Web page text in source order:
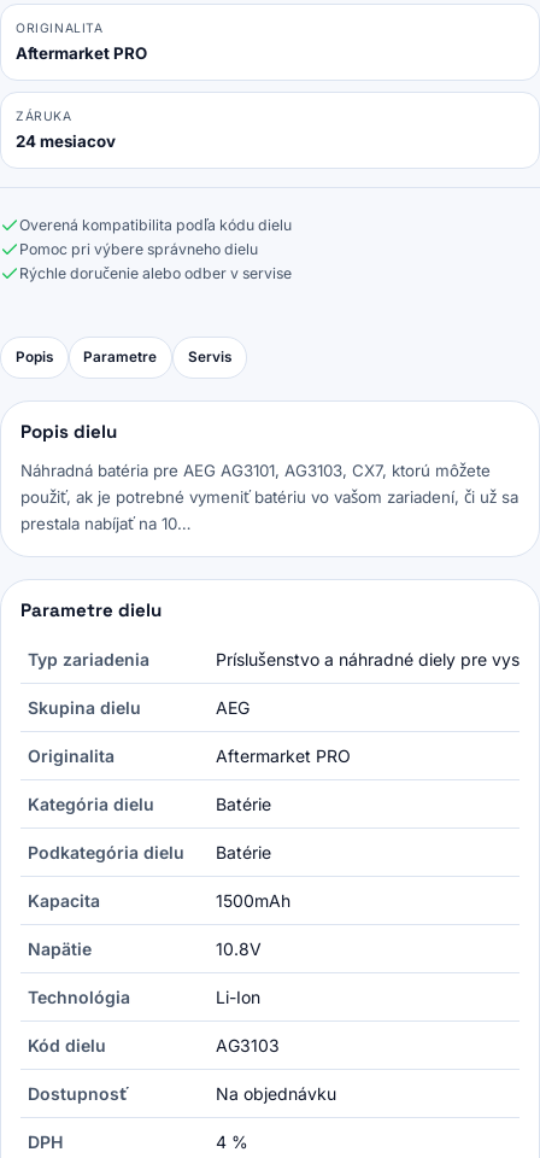
ORIGINALITA
Aftermarket PRO
ZÁRUKA
24 mesiacov
Overená kompatibilita podľa kódu dielu
Pomoc pri výbere správneho dielu
Rýchle doručenie alebo odber v servise
Popis Parametre Servis
Popis dielu
Náhradná batéria pre AEG AG3101, AG3103, CX7, ktorú môžete
použiť, ak je potrebné vymeniť batériu vo vašom zariadení, či už sa
prestala nabíjať na 10…
Parametre dielu
Typ zariadenia Príslušenstvo a náhradné diely pre
Skupina dielu AEG
Originalita Aftermarket PRO
Kategória dielu Batérie
Podkategória dielu Batérie
Kapacita 1500mAh
Napätie 10.8V
Technológia Li-Ion
Kód dielu AG3103
Dostupnosť Na objednávku
DPH 4 %